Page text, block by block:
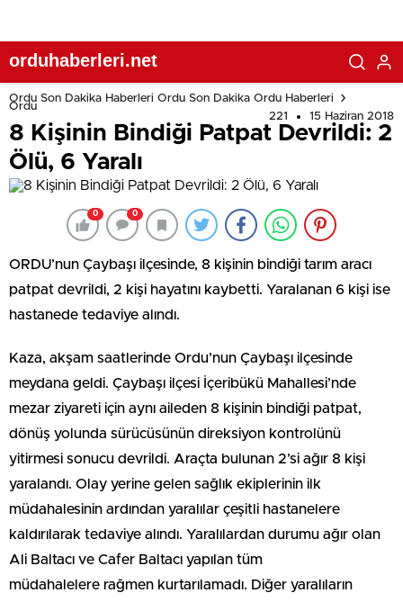
orduhaberleri.net
Ordu Son Dakika Haberleri Ordu Son Dakika Ordu Haberleri
Ordu
221
15 Haziran 2018
8 Kişinin Bindiği Patpat Devrildi: 2
Ölü, 6 Yaralı
0 0
ORDU’nun Çaybaşı ilçesinde, 8 kişinin bindiği tarım aracı
patpat devrildi, 2 kişi hayatını kaybetti. Yaralanan 6 kişi ise
hastanede tedaviye alındı.
Kaza, akşam saatlerinde Ordu’nun Çaybaşı ilçesinde
meydana geldi. Çaybaşı ilçesi İçeribükü Mahallesi’nde
mezar ziyareti için aynı aileden 8 kişinin bindiği patpat,
dönüş yolunda sürücüsünün direksiyon kontrolünü
yitirmesi sonucu devrildi. Araçta bulunan 2’si ağır 8 kişi
yaralandı. Olay yerine gelen sağlık ekiplerinin ilk
müdahalesinin ardından yaralılar çeşitli hastanelere
kaldırılarak tedaviye alındı. Yaralılardan durumu ağır olan
Ali Baltacı ve Cafer Baltacı yapılan tüm
müdahalelere rağmen kurtarılamadı. Diğer yaralıların